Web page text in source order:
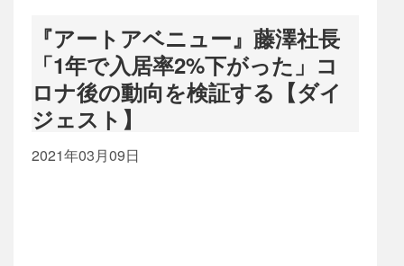
『アートアベニュー』藤澤社長
「1年で入居率2%下がった」コ
ロナ後の動向を検証する【ダイ
ジェスト】
2021年03月09日